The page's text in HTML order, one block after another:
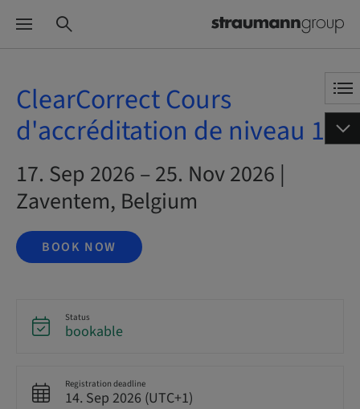
ClearCorrect Cours
d'accréditation de niveau 1
17. Sep 2026 – 25. Nov 2026 |
Zaventem, Belgium
BOOK NOW
Status
bookable
Registration deadline
14. Sep 2026 (UTC+1)